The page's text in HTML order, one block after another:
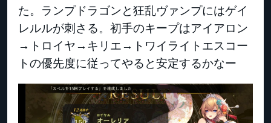
た。ランプドラゴンと狂乱ヴァンプにはゲイ
レルルが刺さる。初手のキープはアイアロン
→トロイヤ→キリエ→トワイライトエスコー
トの優先度に従ってやると安定するかなー